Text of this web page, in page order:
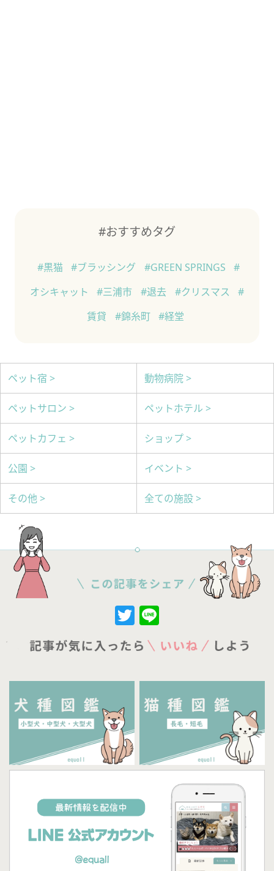
#おすすめタグ
#黒猫 #ブラッシング #GREEN SPRINGS
#
オシキャット
#三浦市 #退去 #クリスマス
#
賃貸
#錦糸町 #経堂
ペット宿 > 動物病院 >
ペットサロン > ペットホテル >
ペットカフェ > ショップ >
公園 > イベント >
その他 > 全ての施設 >
Twitter